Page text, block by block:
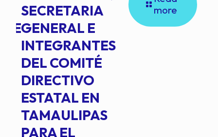
SECRETARIA
GENERAL E
INTEGRANTES
DEL COMITÉ
DIRECTIVO
ESTATAL EN
TAMAULIPAS
PARA EL
more